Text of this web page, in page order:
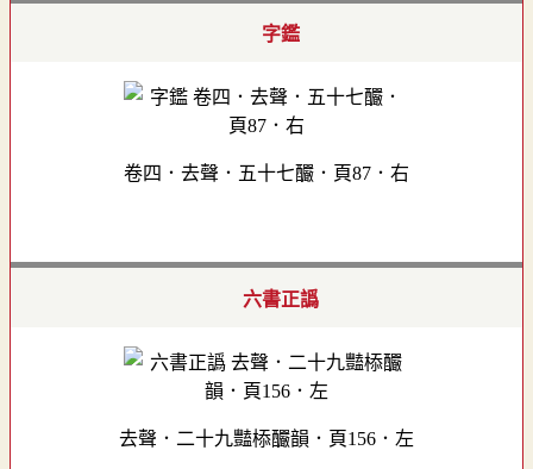
字鑑
卷四．去聲．五十七釅．頁87．右
六書正譌
去聲．二十九豔㮇釅韻．頁156．左